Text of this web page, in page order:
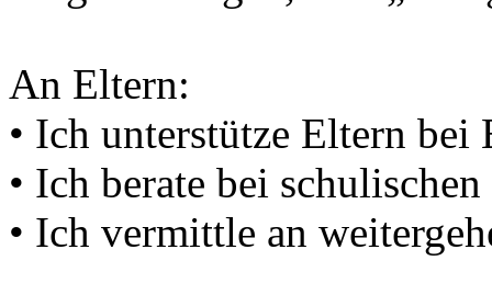
An Eltern:
• Ich unterstütze Eltern bei
• Ich berate bei
• Ich vermittle an